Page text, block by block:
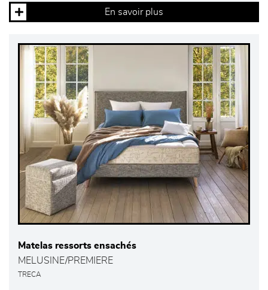
En savoir plus
Matelas ressorts ensachés
MELUSINE/PREMIERE
TRECA